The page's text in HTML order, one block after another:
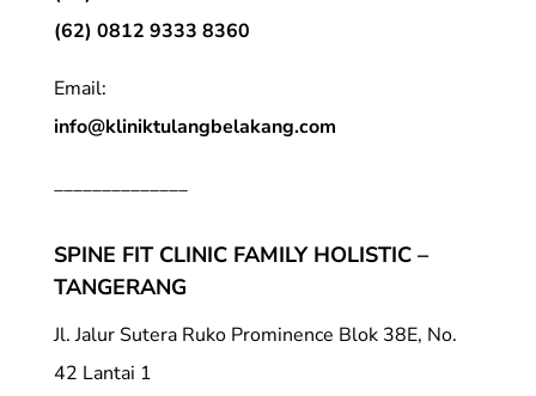
(62) 0812 9333 8360
Email:
info@kliniktulangbelakang.com
______________
SPINE FIT CLINIC FAMILY HOLISTIC –
TANGERANG
Jl. Jalur Sutera Ruko Prominence Blok 38E, No.
42 Lantai 1